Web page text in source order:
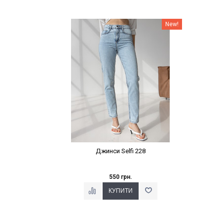
Наклейки Варіант з % New!
Джинси Selfi 228
550 грн.